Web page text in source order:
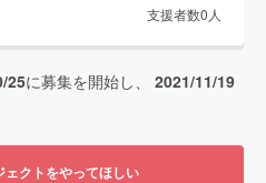
支援者数0 人
25に募集を開始し、 2021/11/19
ェクトをやってほしい